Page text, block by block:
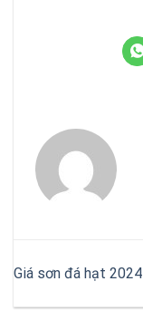
Giá sơn đá hạt 2024